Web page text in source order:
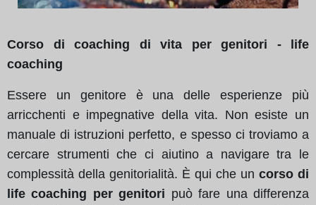
Corso di coaching di vita per genitori - life
coaching
Essere un genitore è una delle esperienze più
arricchenti e impegnative della vita. Non esiste un
manuale di istruzioni perfetto, e spesso ci troviamo a
cercare strumenti che ci aiutino a navigare tra le
complessità della genitorialità. È qui che un corso di
life coaching per genitori può fare una differenza